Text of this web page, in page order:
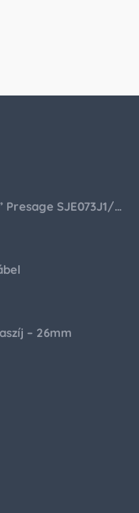
Seiko “Baby Snowflake” Presage SJE073J1/SARA015 Limited Edition
– 26mm